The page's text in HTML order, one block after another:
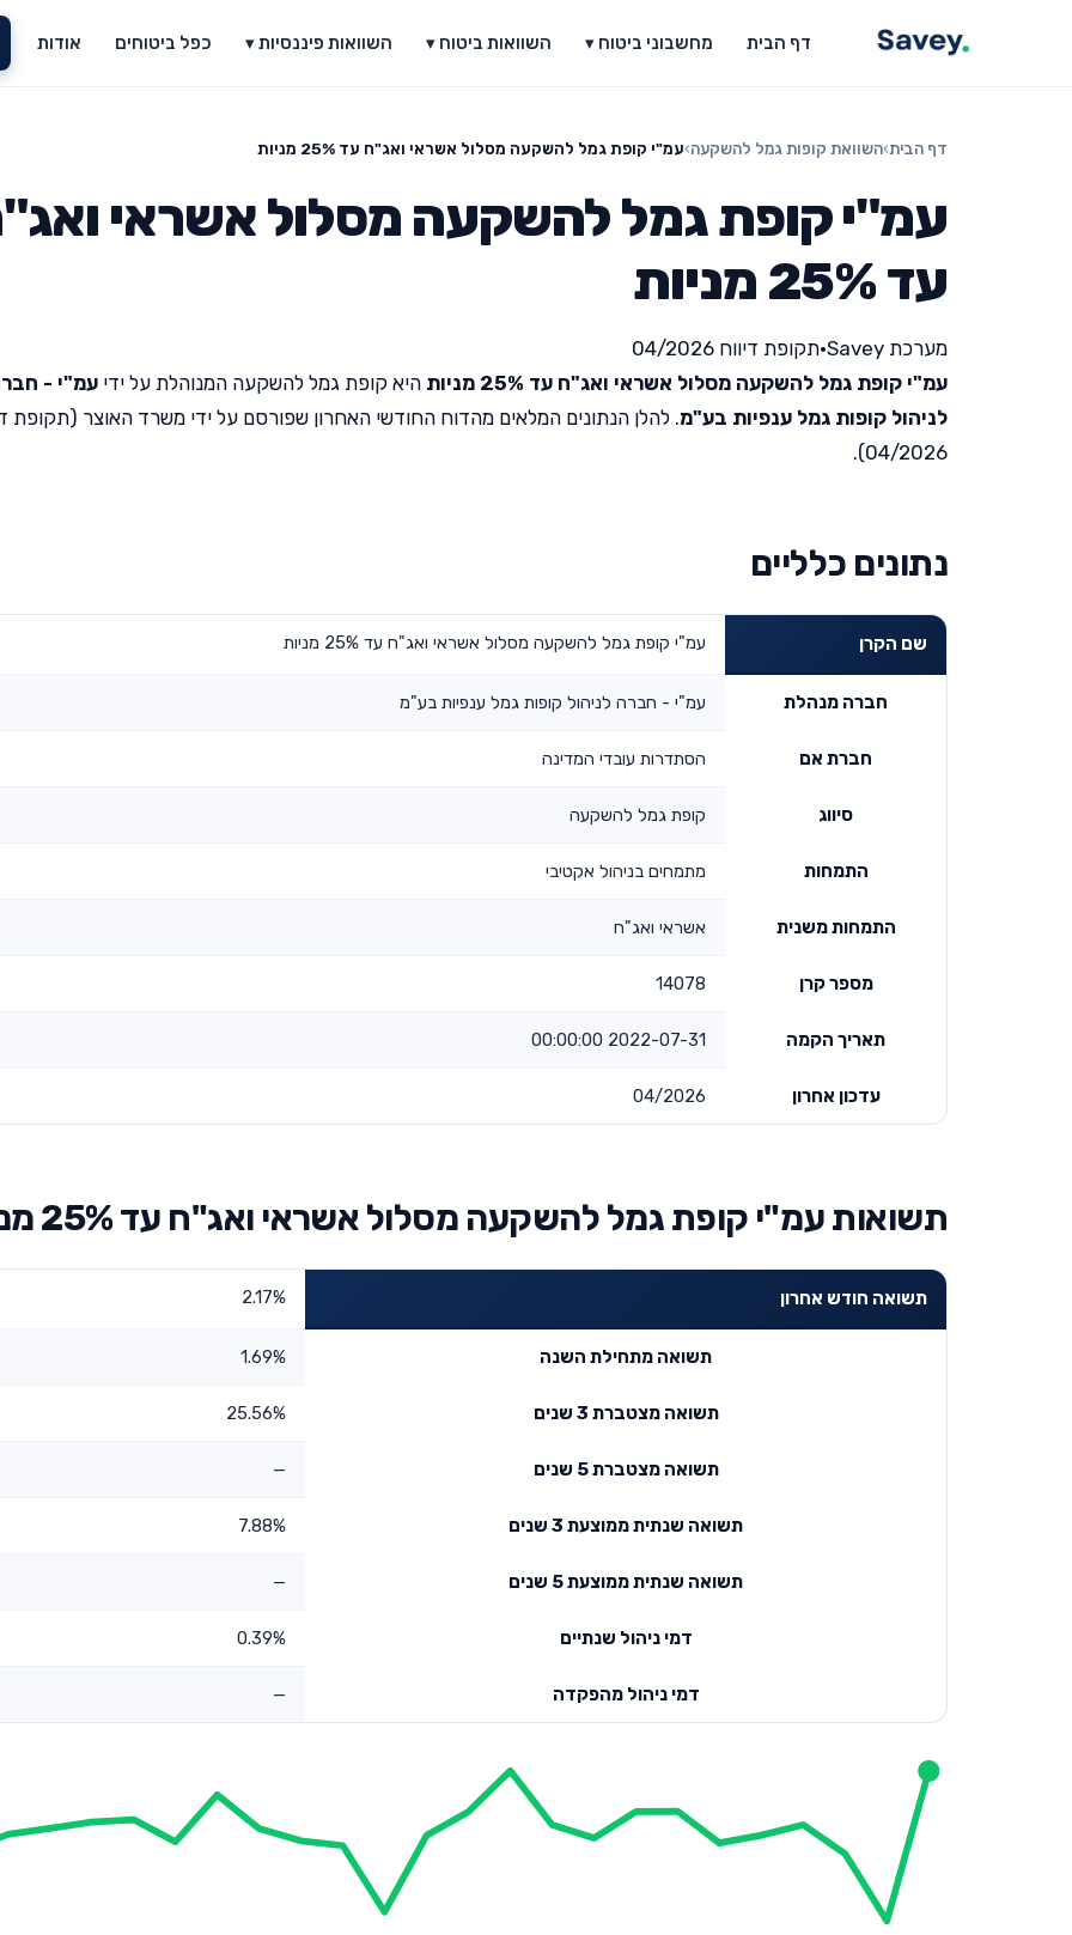
דף הבית מחשבוני ביטוח ▾ השוואות ביטוח ▾ השוואות פיננסיות ▾ כפל ביטוחים אודות
דף הבית›השוואת קופות גמל להשקעה›עמ"י קופת גמל להשקעה מסלול אשראי ואג"ח עד 25% מניות
עמ"י קופת גמל להשקעה מסלול אשראי
עד 25% מניות
מערכת Savey •תקופת דיווח 04/2026
עמ"י קופת גמל להשקעה מסלול אשראי ואג"ח עד 25% מניות
היא קופת גמל להשקעה המנוהלת על ידי עמ"י -
לניהול קופות גמל ענפיות בע"מ. להלן הנתונים המלאים מהדוח החודשי האחרון שפורסם על ידי משרד האוצר (תקופת
04/2026).
נתונים כלליים
שם הקרן עמ"י קופת גמל להשקעה מסלול אשראי ואג"ח עד 25% מניות
חברה מנהלת עמ"י - חברה לניהול קופות גמל ענפיות בע"מ
חברת אם הסתדרות עובדי המדינה
סיווג קופת גמל להשקעה
התמחות מתמחים בניהול אקטיבי
התמחות משנית אשראי ואג"ח
מספר קרן 14078
תאריך הקמה 2022-07-31 00:00:00
עדכון אחרון 04/2026
תשואות עמ"י קופת גמל להשקעה מסלול אשראי ואג"ח עד 25% מניות
תשואה חודש אחרון 2.17%
תשואה מתחילת השנה 1.69%
תשואה מצטברת 3 שנים 25.56%
תשואה מצטברת 5 שנים —
תשואה שנתית ממוצעת 3 שנים 7.88%
תשואה שנתית ממוצעת 5 שנים —
דמי ניהול שנתיים 0.39%
דמי ניהול מהפקדה —